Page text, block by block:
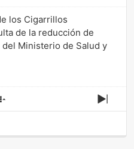
los Cigarrillos
de la reducción de
Ministerio de Salud y
Show
Episodes
Next